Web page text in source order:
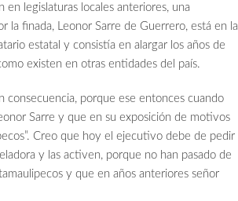
en legislaturas locales anteriores, una
la finada, Leonor Sarre de Guerrero, está en la
estatal y consistía en alargar los años de
existen en otras entidades del país.
porque ese entonces cuando
Sarre y que en su exposición de motivos
Creo que hoy el ejecutivo debe de pedir
y las activen, porque no han pasado de
y que en años anteriores señor